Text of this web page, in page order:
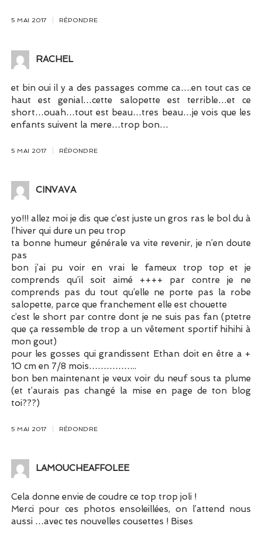
5 MAI 2017 RÉPONDRE
RACHEL
et bin oui il y a des passages comme ca….en tout cas ce
haut est genial…cette salopette est terrible…et ce
short…ouah…tout est beau…tres beau…je vois que les
enfants suivent la mere…trop bon…
5 MAI 2017 RÉPONDRE
CINVAVA
yo!!! allez moi je dis que c’est juste un gros ras le bol du à
l’hiver qui dure un peu trop
ta bonne humeur générale va vite revenir, je n’en doute
pas
bon j’ai pu voir en vrai le fameux trop top et je
comprends qu’il soit aimé ++++ par contre je ne
comprends pas du tout qu’elle ne porte pas la robe
salopette, parce que franchement elle est chouette
c’est le short par contre dont je ne suis pas fan (ptetre
que ça ressemble de trop a un vêtement sportif hihihi à
mon gout)
pour les gosses qui grandissent Ethan doit en être a +
10 cm en 7/8 mois……………..
bon ben maintenant je veux voir du neuf sous ta plume
(et t’aurais pas changé la mise en page de ton blog
toi???)
5 MAI 2017 RÉPONDRE
LAMOUCHEAFFOLEE
Cela donne envie de coudre ce top trop joli !
Merci pour ces photos ensoleillées, on l’attend nous
aussi …avec tes nouvelles cousettes ! Bises